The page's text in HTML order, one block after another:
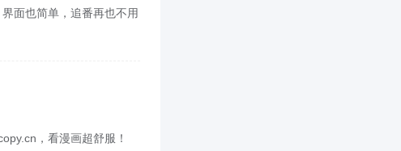
面也简单，追番再也不用
，看漫画超舒服！